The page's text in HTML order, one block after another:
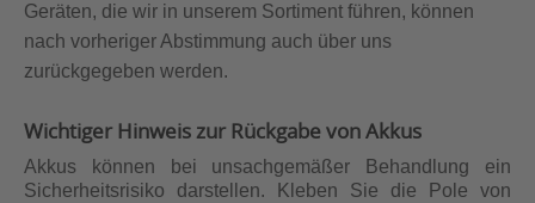
Geräten, die wir in unserem Sortiment führen, können
nach vorheriger Abstimmung auch über uns
zurückgegeben werden.
Wichtiger Hinweis zur Rückgabe von Akkus
Akkus können bei unsachgemäßer Behandlung ein
Sicherheitsrisiko darstellen. Kleben Sie die Pole von